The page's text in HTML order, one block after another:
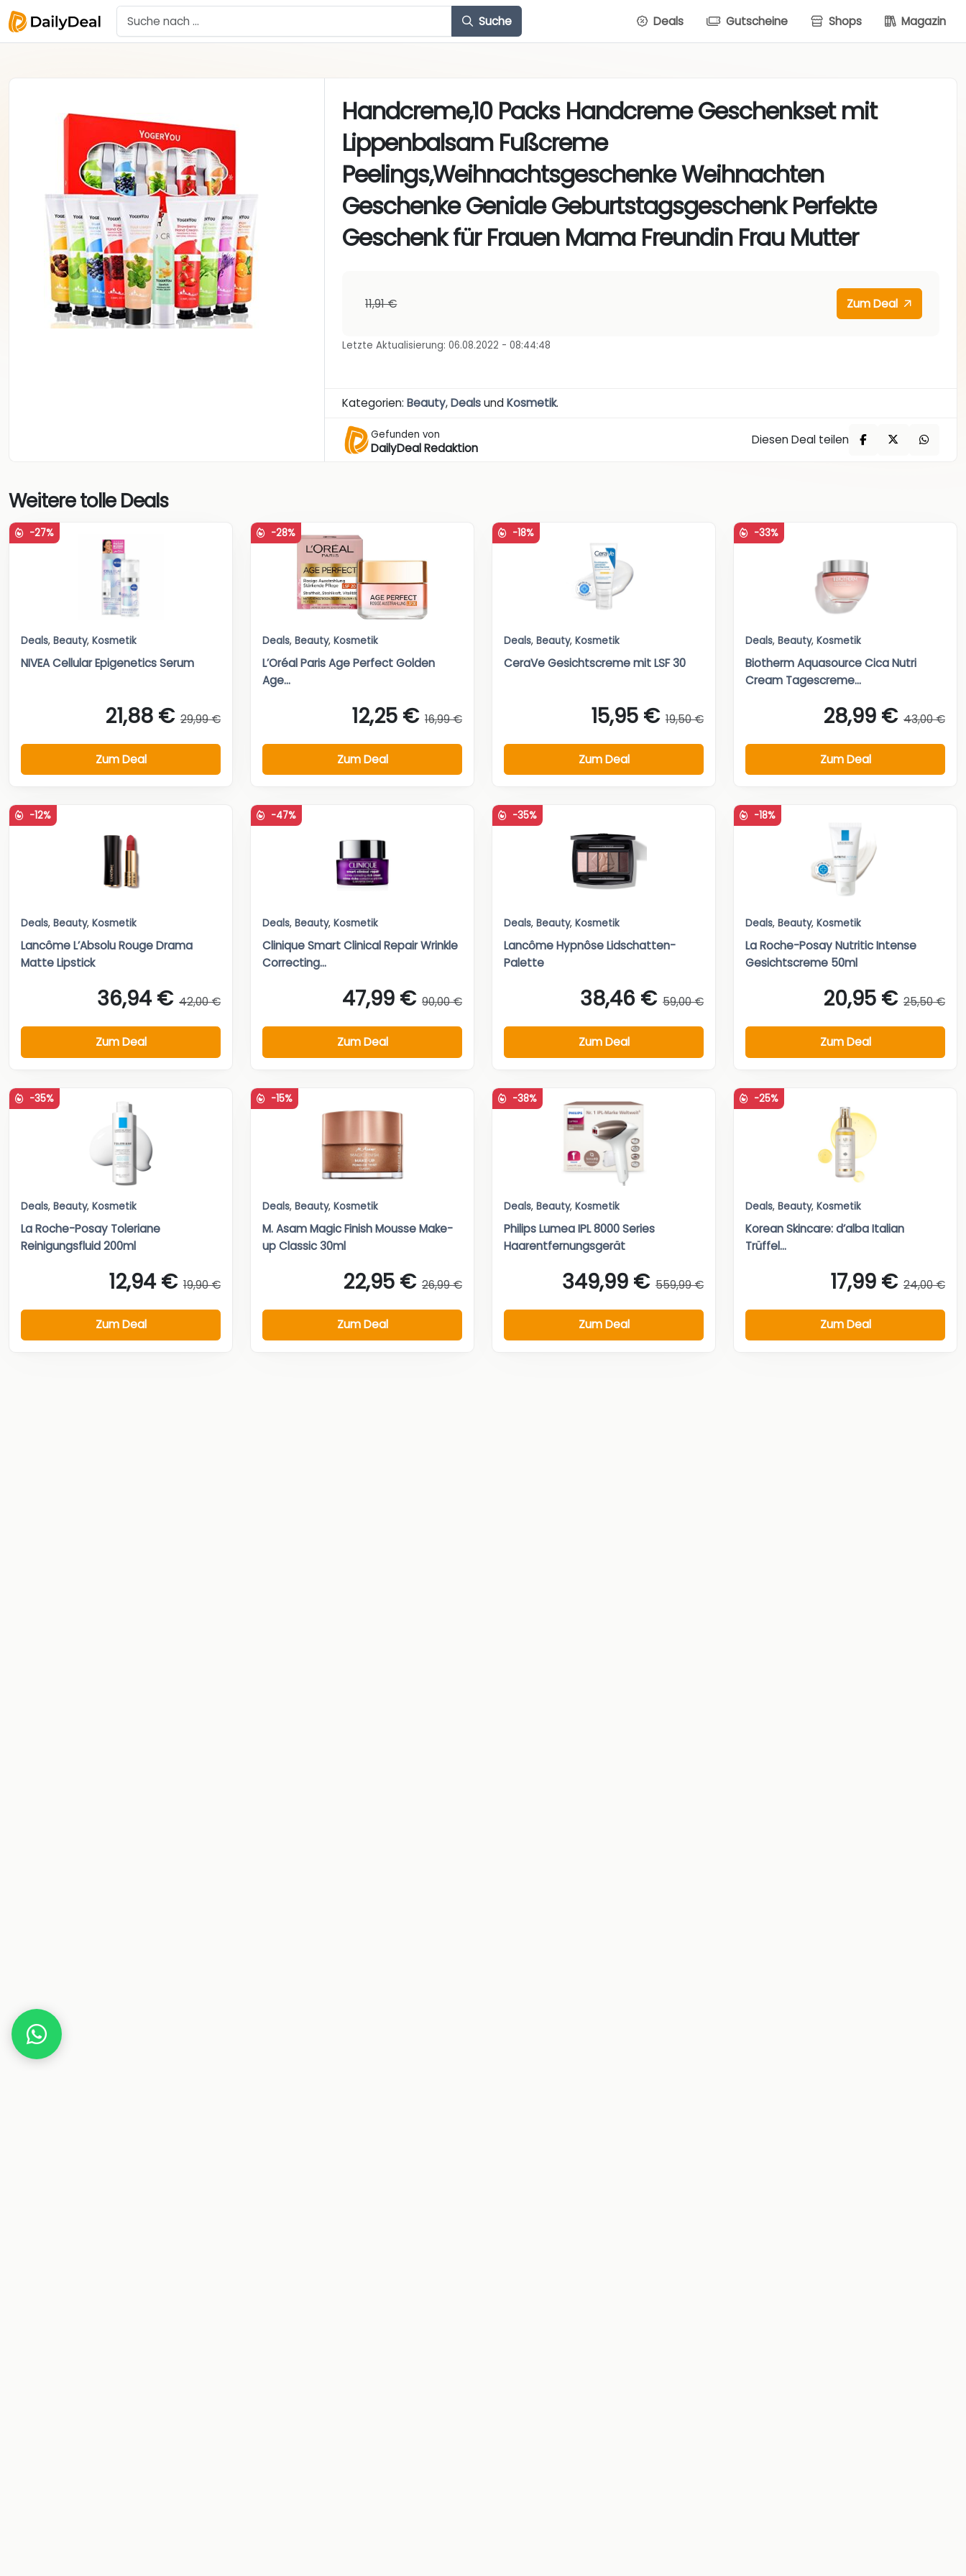
Suche Deals Gutscheine Shops Magazin
Handcreme,10 Packs Handcreme Geschenkset mit
Lippenbalsam Fußcreme
Peelings,Weihnachtsgeschenke Weihnachten
Geschenke Geniale Geburtstagsgeschenk Perfekte
Geschenk für Frauen Mama Freundin Frau Mutter
11,91 € Zum Deal
Letzte Aktualisierung: 06.08.2022 - 08:44:48
Kategorien:Beauty,DealsundKosmetik.
Gefunden von
DailyDeal Redaktion
Diesen Deal teilen
Weitere tolle Deals
-27%
Deals, Beauty, Kosmetik
NIVEA Cellular Epigenetics Serum
21,88 € 29,99 €
Zum Deal
-28%
Deals, Beauty, Kosmetik
L’Oréal Paris Age Perfect Golden
Age...
12,25 € 16,99 €
Zum Deal
-18%
Deals, Beauty, Kosmetik
CeraVe Gesichtscreme mit LSF 30
15,95 € 19,50 €
Zum Deal
-33%
Deals, Beauty, Kosmetik
Biotherm Aquasource Cica Nutri
Cream Tagescreme...
28,99 € 43,00 €
Zum Deal
-12%
Deals, Beauty, Kosmetik
Lancôme L’Absolu Rouge Drama
Matte Lipstick
36,94 € 42,00 €
Zum Deal
-47%
Deals, Beauty, Kosmetik
Clinique Smart Clinical Repair Wrinkle
Correcting...
47,99 € 90,00 €
Zum Deal
-35%
Deals, Beauty, Kosmetik
Lancôme Hypnôse Lidschatten-
Palette
38,46 € 59,00 €
Zum Deal
-18%
Deals, Beauty, Kosmetik
La Roche-Posay Nutritic Intense
Gesichtscreme 50ml
20,95 € 25,50 €
Zum Deal
-35%
Deals, Beauty, Kosmetik
La Roche-Posay Toleriane
Reinigungsfluid 200ml
12,94 € 19,90 €
Zum Deal
-15%
Deals, Beauty, Kosmetik
M. Asam Magic Finish Mousse Make-
up Classic 30ml
22,95 € 26,99 €
Zum Deal
-38%
Deals, Beauty, Kosmetik
Philips Lumea IPL 8000 Series
Haarentfernungsgerät
349,99 € 559,99 €
Zum Deal
-25%
Deals, Beauty, Kosmetik
Korean Skincare: d’alba Italian
Trüffel...
17,99 € 24,00 €
Zum Deal